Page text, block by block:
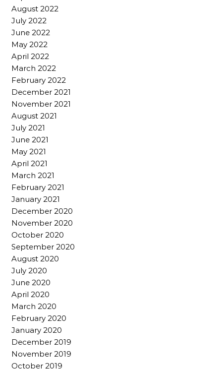
August 2022
July 2022
June 2022
May 2022
April 2022
March 2022
February 2022
December 2021
November 2021
August 2021
July 2021
June 2021
May 2021
April 2021
March 2021
February 2021
January 2021
December 2020
November 2020
October 2020
September 2020
August 2020
July 2020
June 2020
April 2020
March 2020
February 2020
January 2020
December 2019
November 2019
October 2019